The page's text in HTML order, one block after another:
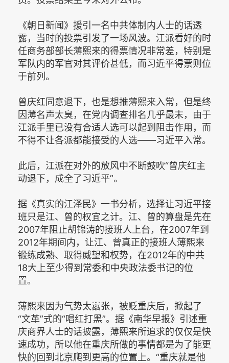
《朝日新闻》援引一名中共体制内人士的话透
露，当时的投票引发了一场风波。江派看好的时
任商务部部长薄熙来的得票情况非常差，特别是
军队内的军官对其评价甚低，而习近平得票则位
于前列。
曾庆红同意退下，也是想推薄熙来入常，但是终
因薄名声太臭，在党内调查排名几乎最末，由于
江派手里已没有合适人选可以起到阻击作用，而
不得不让各派都能接受的人选——习近平入常。
此后，江派在对外的放风中不断鼓吹“曾庆红主
动退下，成全了习近平”。
据《真实的江泽民》一书分析，选择让习近平接
班只是江、曾的权宜之计。江、曾的算盘是先在
2007年阻止胡锦涛的接班人上台，在2007年到
2012年期间内，让江、曾真正的接班人薄熙来
锻练成熟、取得威望和权势，在2012年的中共
18大上至少得到常委和中央政法委书记的位
置。
薄熙来因为气势太嚣张，被贬重庆后，掀起了
“文革”式的“唱红打黑”。据《南华早报》引述重
庆商界人士的话披露，薄熙来所追求的仅仅是快
速成功，所以他在重庆所做的事情都是为了能更
快的回到北京爬到更高的位置上。“重庆就是他